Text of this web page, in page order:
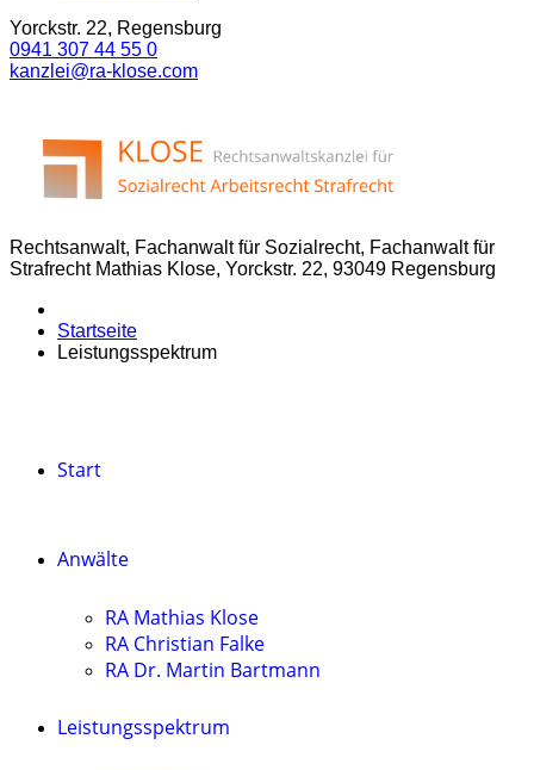
Yorckstr. 22, Regensburg
0941 307 44 55 0
kanzlei@ra-klose.com
Rechtsanwalt, Fachanwalt für Sozialrecht, Fachanwalt für
Strafrecht Mathias Klose, Yorckstr. 22, 93049 Regensburg
Startseite
Leistungsspektrum
Start
Anwälte
RA Mathias Klose
RA Christian Falke
RA Dr. Martin Bartmann
Leistungsspektrum